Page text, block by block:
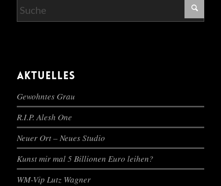
AKTUELLES
Gewohntes Grau
R.I.P. Alesh One
Neuer Ort – Neues Studio
Kunst mir mal 5 Billionen Euro leihen?
WM-Vip Lutz Wagner